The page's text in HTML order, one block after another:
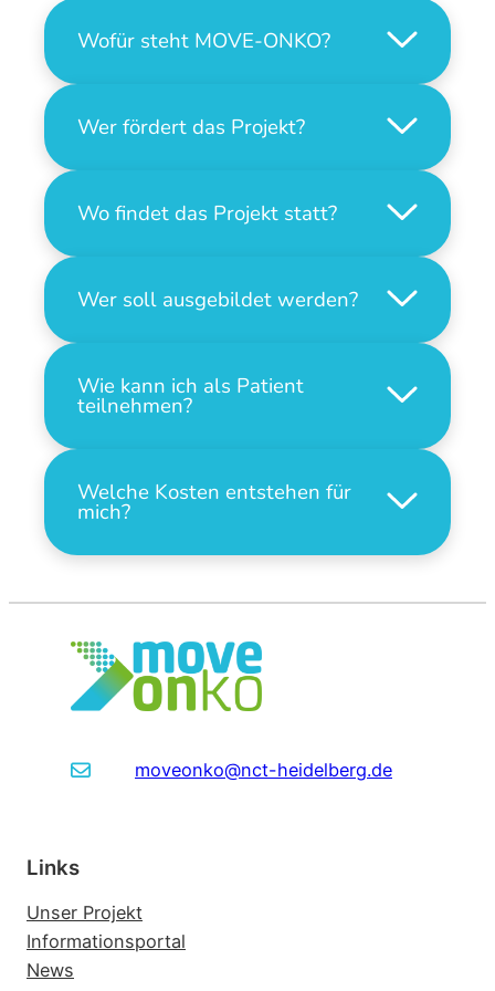
Wofür steht MOVE-ONKO?
Wer fördert das Projekt?
Wo findet das Projekt statt?
Wer soll ausgebildet werden?
Wie kann ich als Patient
teilnehmen?
Welche Kosten entstehen für
mich?
moveonko@nct-heidelberg.de
Links
Unser Projekt
Informationsportal
News